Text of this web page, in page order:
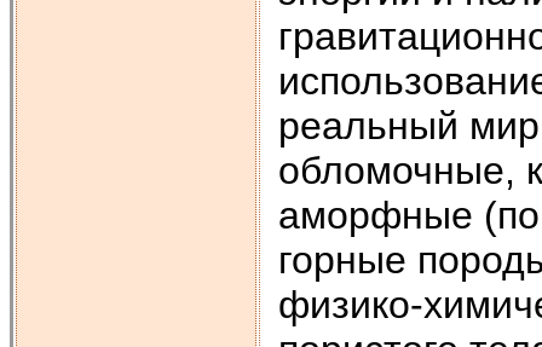
реальный
обломочные,
аморфные (по
горные
физико-